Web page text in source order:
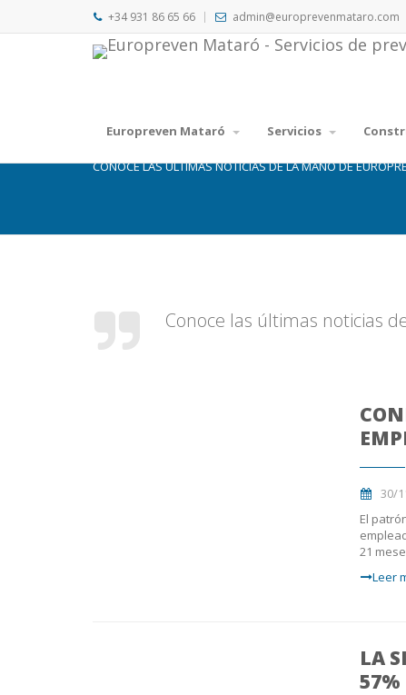
+34 931 86 65 66 admin@europrevenmataro.com
Europreven Mataró Servicios
BLOG
CONOCE LAS ÚLTIMAS NOTICIAS DE LA MANO DE
Conoce las últimas noticias
30/
El
21
Leer
LA
57%